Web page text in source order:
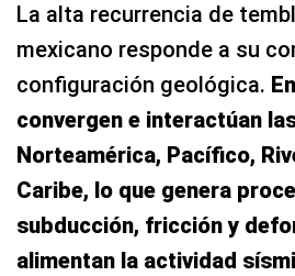
La alta recurrencia de
mexicano responde a su
configuración geológica.
convergen e interactúan
Norteamérica, Pacífico,
Caribe, lo que genera
subducción, fricción y
alimentan la actividad